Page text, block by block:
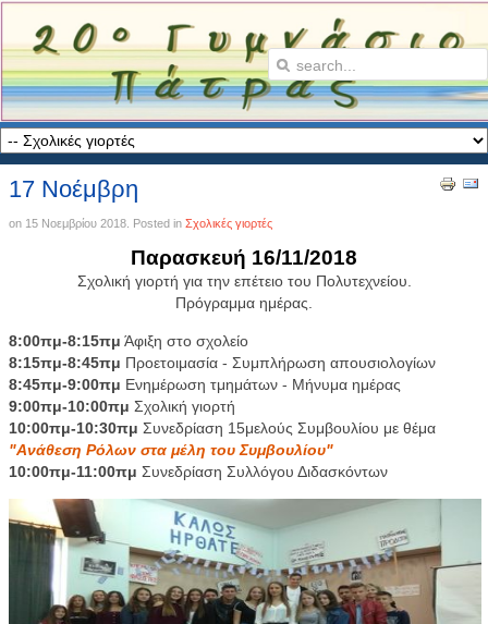
17 Νοέμβρη
on 15 Νοεμβρίου 2018 . Posted in Σχολικές γιορτές
Παρασκευή 16/11/2018
Σχολική γιορτή για την επέτειο του Πολυτεχνείου.
Πρόγραμμα ημέρας.
8:00πμ-8:15πμ Άφιξη στο σχολείο
8:15πμ-8:45πμ Προετοιμασία - Συμπλήρωση απουσιολογίων
8:45πμ-9:00πμ Ενημέρωση τμημάτων - Μήνυμα ημέρας
9:00πμ-10:00πμ Σχολική γιορτή
10:00πμ-10:30πμ Συνεδρίαση 15μελούς Συμβουλίου με θέμα
"Ανάθεση Ρόλων στα μέλη του Συμβουλίου"
10:00πμ-11:00πμ Συνεδρίαση Συλλόγου Διδασκόντων